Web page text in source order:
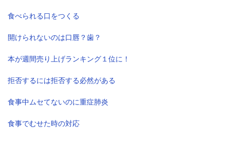
食べられる口をつくる
開けられないのは口唇？歯？
本が週間売り上げランキング１位に！
拒否するには拒否する必然がある
食事中ムセてないのに重症肺炎
食事でむせた時の対応